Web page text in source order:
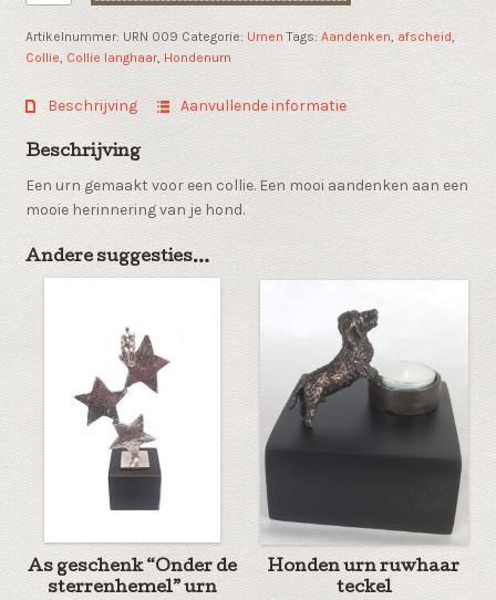
langhaar
Artikelnummer: URN 009 Categorie: Urnen Tags: Aandenken, afscheid,
Collie, Collie langhaar, Hondenurn
Beschrijving Aanvullende informatie
Beschrijving
Een urn gemaakt voor een collie. Een mooi aandenken aan een
mooie herinnering van je hond.
Andere suggesties…
As geschenk “Onder de
sterrenhemel” urn
Honden urn ruwhaar
teckel